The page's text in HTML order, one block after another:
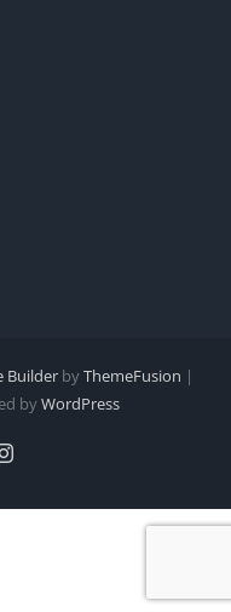
Builder byThemeFusion |
byWordPress
Instagram